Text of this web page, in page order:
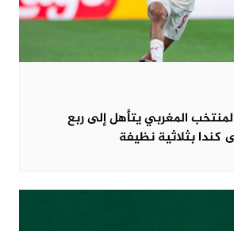
2026.. المنتخب المغربي يتأهل إلى ربع
كندا بثلاثية نظيفة